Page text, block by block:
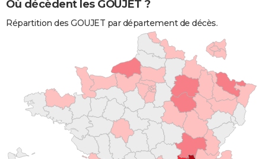
Où décèdent les GOUJET ?
Répartition des GOUJET par département de décès.